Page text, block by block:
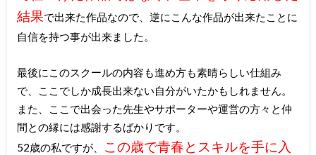
結果で出来た作品なので、逆にこんな作品が出来たことに
自信を持つ事が出来ました。
最後にこのスクールの内容も進め方も素晴らしい仕組み
で、ここでしか成長出来ない自分がいたかもしれません。
また、ここで出会った先生やサポーターや運営の方々と仲
間との縁には感謝するばかりです。
52歳の私ですが、
この歳で青春とスキルを手に入